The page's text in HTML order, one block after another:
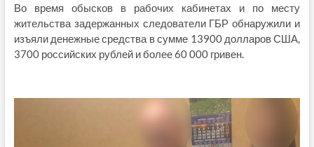
Во время обысков в рабочих кабинетах и ​​по месту
жительства задержанных следователи ГБР обнаружили и
изъяли денежные средства в сумме 13900 долларов США,
3700 российских рублей и более 60 000 гривен.